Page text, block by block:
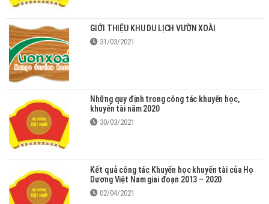
GIỚI THIỆU KHU DU LỊCH VƯỜN XOÀI
31/03/2021
Những quy định trong công tác khuyến học,
khuyến tài năm 2020
30/03/2021
Kết quả công tác Khuyến học khuyến tài của Họ
Dương Việt Nam giai đoạn 2013 – 2020
02/04/2021